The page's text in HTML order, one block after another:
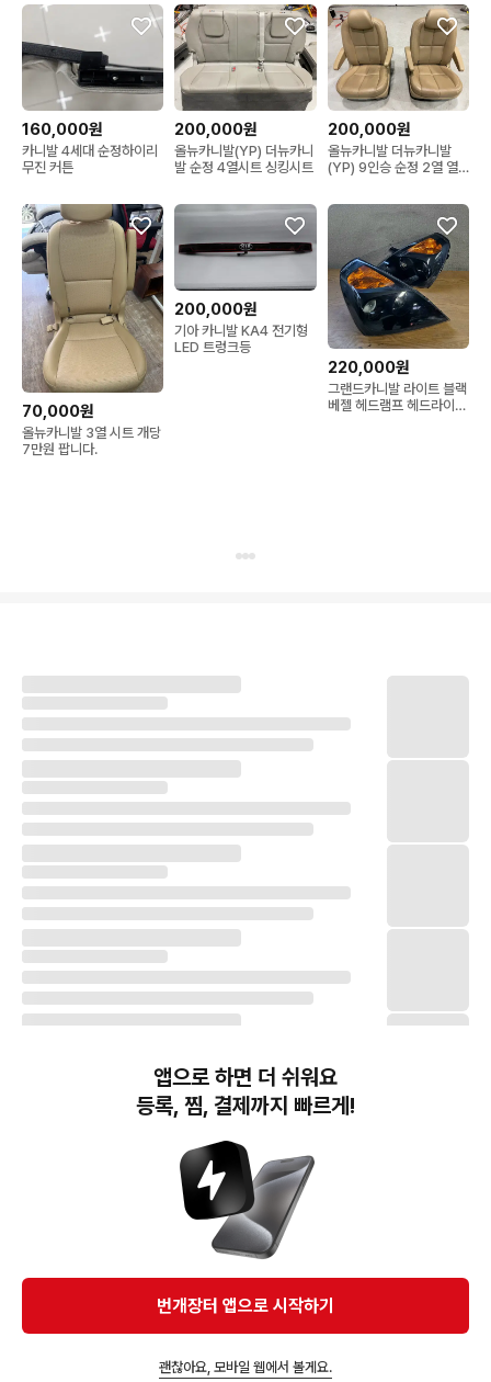
160,000원
카니발 4세대 순정하이리
무진 커튼
200,000원
올뉴카니발(YP) 더뉴카니
발 순정 4열시트 싱킹시트
200,000원
올뉴카니발 더뉴카니발
(YP) 9인승 순정 2열 열
70,000원
올뉴카니발 3열 시트 개당
7만원 팝니다.
200,000원
기아 카니발 KA4 전기형
LED 트렁크등
220,000원
그랜드카니발 라이트 블랙
베젤 헤드램프 헤드라이트
번개장터(주) 사업자정보, 이용약관 및 기타 법적고지
번개장터㈜는 통신판매중개자이며, 통신판매의 당사자가 아닙니다. 전자상거래 등에서의
소비자보호에 관한 법률 등 관련 법령 및 번개장터㈜의 약관에 따라 상품, 상품정보, 거래에 관한 책임은
개별 판매자에게 귀속하고, 번개장터㈜는 원칙적으로 회원간 거래에 대하여 책임을 지지 않습니다.
다만, 번개장터㈜가 직접 판매하는 상품에 대한 책임은 번개장터㈜에게 귀속합니다.
APP 다운로드
앱으로 하면 더 쉬워요
등록, 찜, 결제까지 빠르게!
번개장터 앱으로 시작하기
괜찮아요, 모바일 웹에서 볼게요.